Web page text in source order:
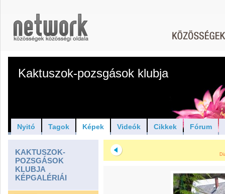
Kaktuszok-pozsgások klubja
Nyitó Tagok Képek Videók Cikkek Fórum
KAKTUSZOK-
POZSGÁSOK
KLUBJA
KÉPGALÉRIÁI